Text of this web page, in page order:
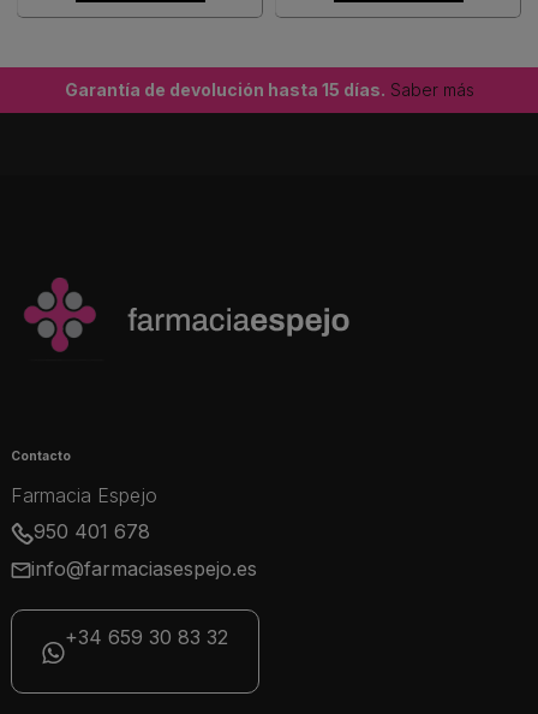
Garantía de devolución hasta 15 días. Saber más
Contacto
Farmacia Espejo
950 401 678
info@farmaciasespejo.es
+34 659 30 83 32